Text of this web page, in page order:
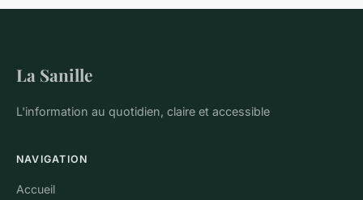
La Sanille
L'information au quotidien, claire et accessible
NAVIGATION
Accueil